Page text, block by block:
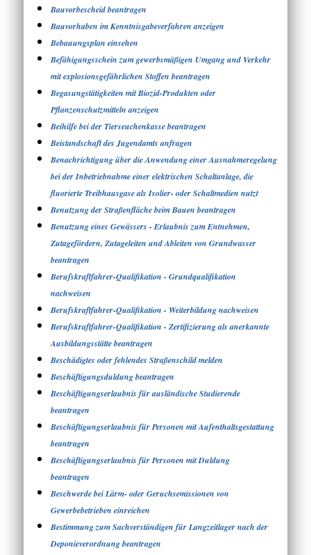
Bauvorbescheid beantragen
Bauvorhaben im Kenntnisgabeverfahren anzeigen
Bebauungsplan einsehen
Befähigungsschein zum gewerbsmäßigen Umgang und Verkehr
mit explosionsgefährlichen Stoffen beantragen
Begasungstätigkeiten mit Biozid-Produkten oder
Pflanzenschutzmitteln anzeigen
Beihilfe bei der Tierseuchenkasse beantragen
Beistandschaft des Jugendamts anfragen
Benachrichtigung über die Anwendung einer Ausnahmeregelung
bei der Inbetriebnahme einer elektrischen Schaltanlage, die
fluorierte Treibhausgase als Isolier- oder Schaltmedien nutzt
Benutzung der Straßenfläche beim Bauen beantragen
Benutzung eines Gewässers - Erlaubnis zum Entnehmen,
Zutagefördern, Zutageleiten und Ableiten von Grundwasser
beantragen
Berufskraftfahrer-Qualifikation - Grundqualifikation
nachweisen
Berufskraftfahrer-Qualifikation - Weiterbildung nachweisen
Berufskraftfahrer-Qualifikation - Zertifizierung als anerkannte
Ausbildungsstätte beantragen
Beschädigtes oder fehlendes Straßenschild melden
Beschäftigungsduldung beantragen
Beschäftigungserlaubnis für ausländische Studierende
beantragen
Beschäftigungserlaubnis für Personen mit Aufenthaltsgestattung
beantragen
Beschäftigungserlaubnis für Personen mit Duldung
beantragen
Beschwerde bei Lärm- oder Geruchsemissionen von
Gewerbebetrieben einreichen
Bestimmung zum Sachverständigen für Langzeitlager nach der
Deponieverordnung beantragen